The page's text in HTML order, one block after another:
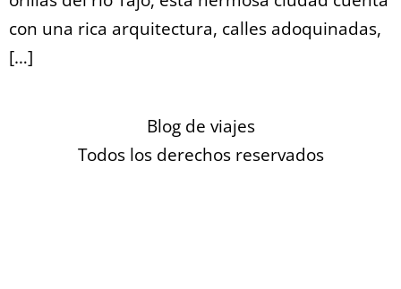
con una rica arquitectura, calles adoquinadas,
[…]
Blog de viajes
Todos los derechos reservados